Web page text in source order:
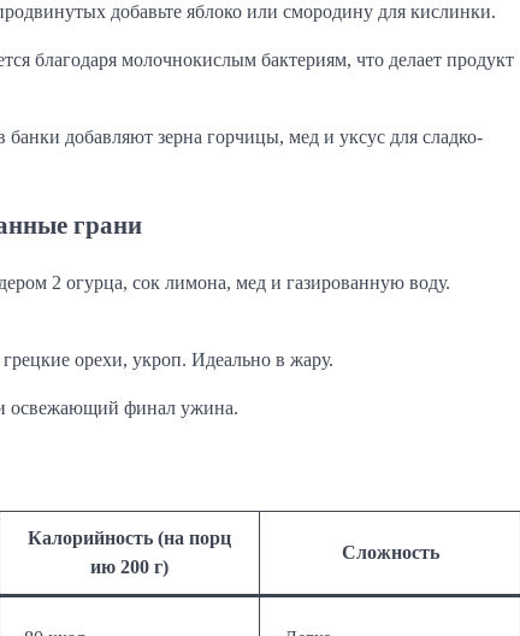
добавьте яблоко или смородину для кислинки.
благодаря молочнокислым бактериям, что делает продукт
добавляют зерна горчицы, мед и уксус для сладко-
грани
2 огурца, сок лимона, мед и газированную воду.
орехи, укроп. Идеально в жару.
освежающий финал ужина.
Калорийность (на порц
ию 200 г)
Сложность